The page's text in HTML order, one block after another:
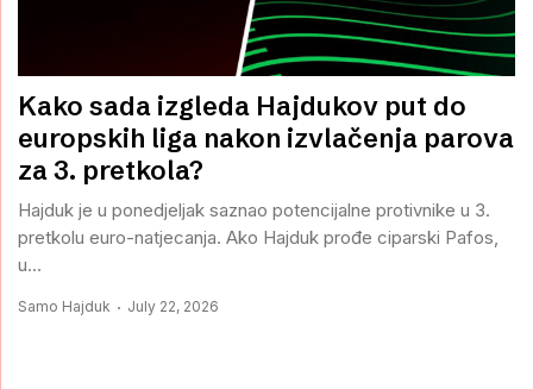
Kako sada izgleda Hajdukov put do
europskih liga nakon izvlačenja parova
za 3. pretkola?
Hajduk je u ponedjeljak saznao potencijalne protivnike u 3.
pretkolu euro-natjecanja. Ako Hajduk prođe ciparski Pafos,
u...
Samo Hajduk July 22, 2026